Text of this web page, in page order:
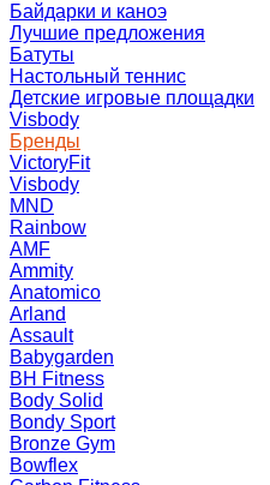
Байдарки и каноэ
Лучшие предложения
Батуты
Настольный теннис
Детские игровые площадки
Visbody
Бренды
VictoryFit
Visbody
MND
Rainbow
AMF
Ammity
Anatomico
Arland
Assault
Babygarden
BH Fitness
Body Solid
Bondy Sport
Bronze Gym
Bowflex